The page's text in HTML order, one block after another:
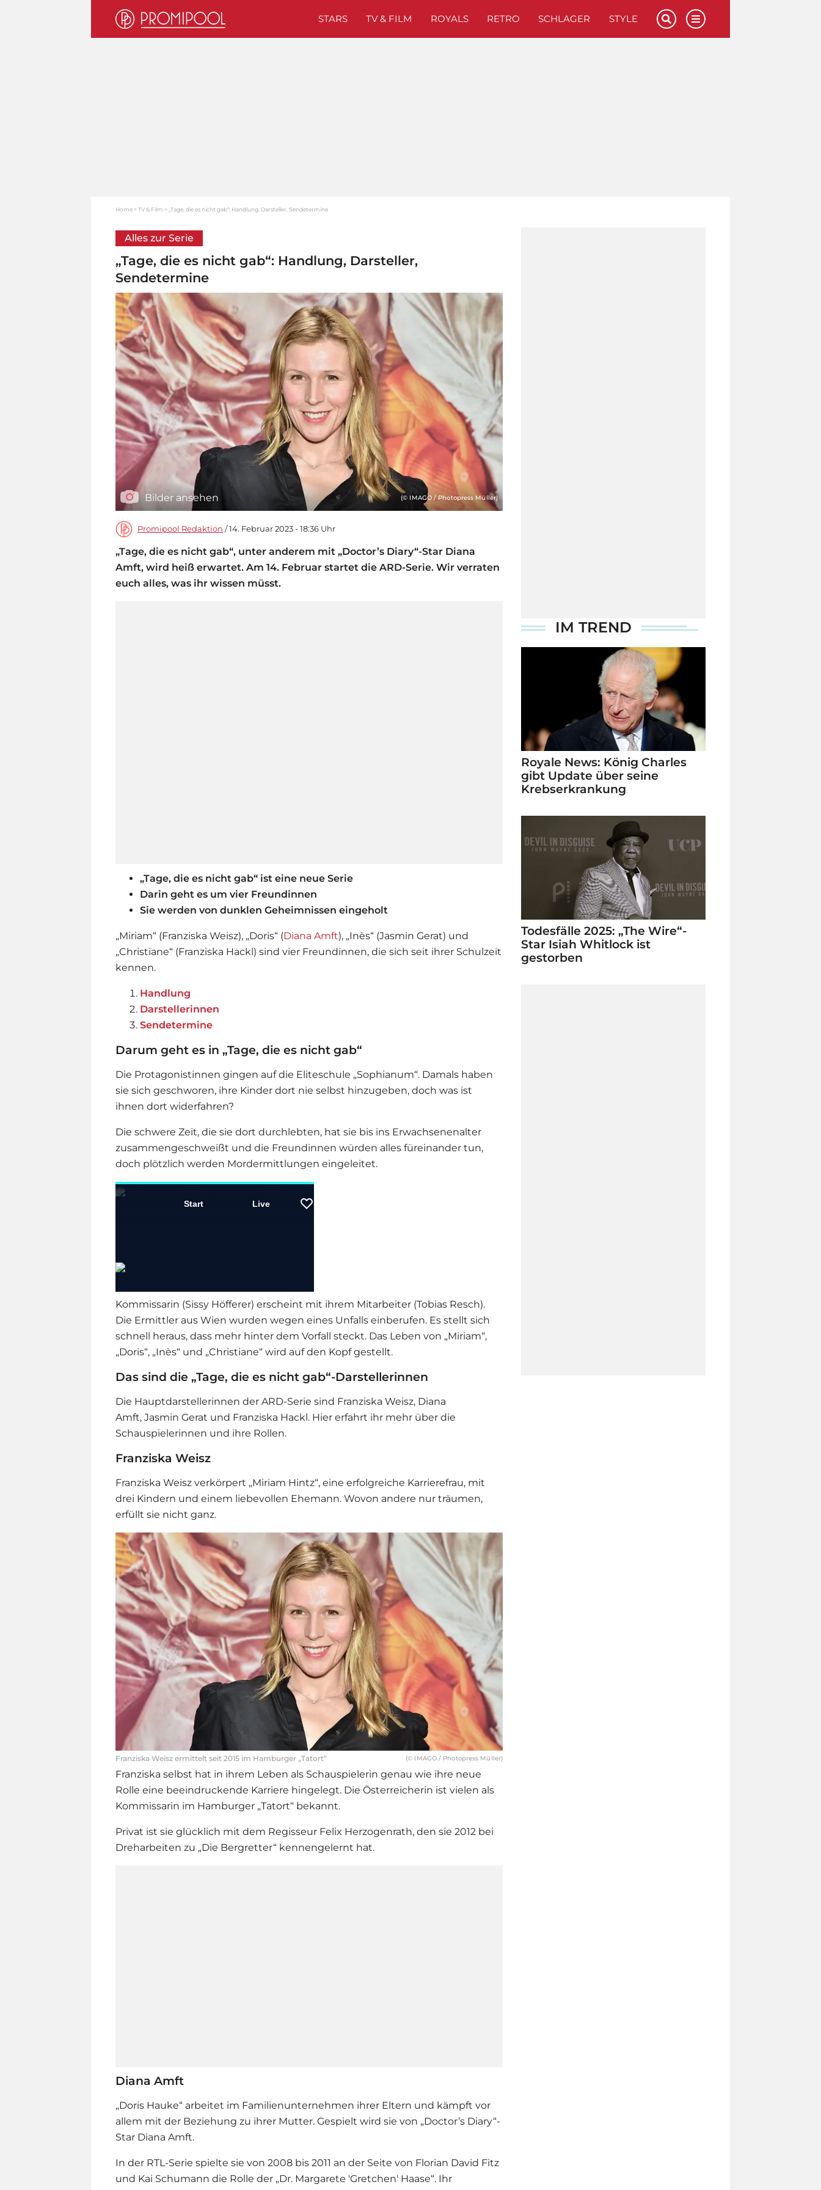
STARS TV & FILM ROYALS RETRO SCHLAGER STYLE
Home TV & Film „Tage, die es nicht gab“: Handlung, Darsteller, Sendetermine
Alles zur Serie
„Tage, die es nicht gab“: Handlung, Darsteller,
Sendetermine
Bilder ansehen (© IMAGO / Photopress Müller)
Promipool Redaktion / 14. Februar 2023 - 18:36 Uhr
„Tage, die es nicht gab“, unter anderem mit „Doctor’s Diary“-Star Diana
Amft, wird heiß erwartet. Am 14. Februar startet die ARD-Serie. Wir verraten
euch alles, was ihr wissen müsst.
„Tage, die es nicht gab“ ist eine neue Serie
Darin geht es um vier Freundinnen
Sie werden von dunklen Geheimnissen eingeholt
„Miriam“ (Franziska Weisz), „Doris“ (Diana Amft), „Inès“ (Jasmin Gerat) und
„Christiane“ (Franziska Hackl) sind vier Freundinnen, die sich seit ihrer Schulzeit
kennen.
Handlung
Darstellerinnen
Sendetermine
Darum geht es in „Tage, die es nicht gab“
Die Protagonistinnen gingen auf die Eliteschule „Sophianum“. Damals haben
sie sich geschworen, ihre Kinder dort nie selbst hinzugeben, doch was ist
ihnen dort widerfahren?
Die schwere Zeit, die sie dort durchlebten, hat sie bis ins Erwachsenenalter
zusammengeschweißt und die Freundinnen würden alles füreinander tun,
doch plötzlich werden Mordermittlungen eingeleitet.
Kommissarin (Sissy Höfferer) erscheint mit ihrem Mitarbeiter (Tobias Resch).
Die Ermittler aus Wien wurden wegen eines Unfalls einberufen. Es stellt sich
schnell heraus, dass mehr hinter dem Vorfall steckt. Das Leben von „Miriam“,
„Doris“, „Inès“ und „Christiane“ wird auf den Kopf gestellt.
Das sind die „Tage, die es nicht gab“-Darstellerinnen
Die Hauptdarstellerinnen der ARD-Serie sind Franziska Weisz, Diana
Amft, Jasmin Gerat und Franziska Hackl. Hier erfahrt ihr mehr über die
Schauspielerinnen und ihre Rollen.
Franziska Weisz
Franziska Weisz verkörpert „Miriam Hintz“, eine erfolgreiche Karrierefrau, mit
drei Kindern und einem liebevollen Ehemann. Wovon andere nur träumen,
erfüllt sie nicht ganz.
Franziska Weisz ermittelt seit 2015 im Hamburger „Tatort“ (© IMAGO / Photopress Müller)
Franziska selbst hat in ihrem Leben als Schauspielerin genau wie ihre neue
Rolle eine beeindruckende Karriere hingelegt. Die Österreicherin ist vielen als
Kommissarin im Hamburger „Tatort“ bekannt.
Privat ist sie glücklich mit dem Regisseur Felix Herzogenrath, den sie 2012 bei
Dreharbeiten zu „Die Bergretter“ kennengelernt hat.
Diana Amft
„Doris Hauke“ arbeitet im Familienunternehmen ihrer Eltern und kämpft vor
allem mit der Beziehung zu ihrer Mutter. Gespielt wird sie von „Doctor’s Diary“-
Star Diana Amft.
In der RTL-Serie spielte sie von 2008 bis 2011 an der Seite von Florian David Fitz
und Kai Schumann die Rolle der „Dr. Margarete 'Gretchen' Haase“. Ihr
IM TREND
Royale News: König Charles
gibt Update über seine
Krebserkrankung
Todesfälle 2025: „The Wire“-
Star Isiah Whitlock ist
gestorben